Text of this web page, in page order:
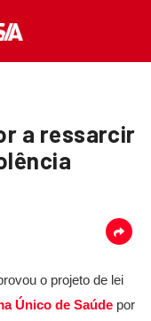
a ressarcir
o projeto de lei
Único de Saúde por